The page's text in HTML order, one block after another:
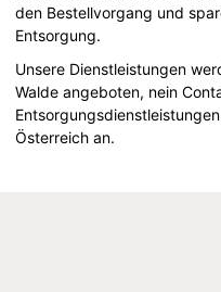
den Bestellvorgang und
Entsorgung.
Unsere Dienstleistungen
Walde angeboten, nein
Österreich an.